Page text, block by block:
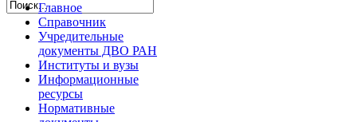
Главное
Справочник
Учредительные
документы ДВО РАН
Институты и вузы
Информационные
ресурсы
Нормативные